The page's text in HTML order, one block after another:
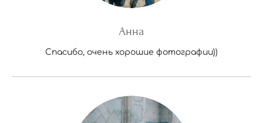
Анна
Спасибо, очень хорошие фотографии))